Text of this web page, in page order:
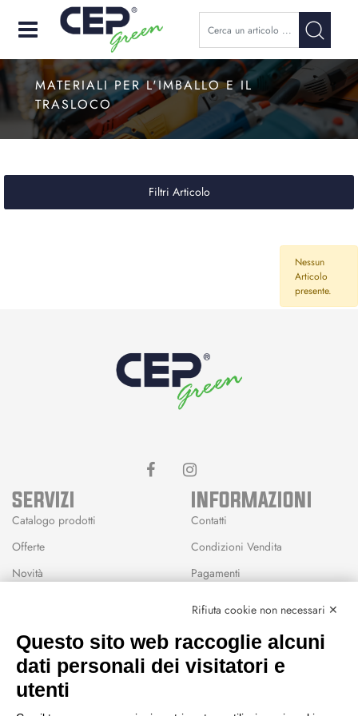
Open
MATERIALI PER L'IMBALLO E IL
TRASLOCO
Filtri Articolo
Nessun
Articolo
presente.
SERVIZI
Catalogo prodotti
Offerte
Novità
Wishlist
INFORMAZIONI
Contatti
Condizioni Vendita
Pagamenti
CEP GREEN
Rifiuta cookie non necessari ✕
Questo sito web raccoglie alcuni
dati personali dei visitatori e
utenti